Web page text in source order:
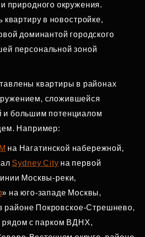
природного окружения.
квартиру в новостройке,
доминантой городского
персональной зоной
квартиры в районах
сложившейся
и большим потенциалом
Например:
на Нагатинской набережной,
Sydney City на первой
Москвы‑реки,
» на юго‑западе Москвы,
районе Покровское‑Стрешнево,
рядом с парком ВДНХ,